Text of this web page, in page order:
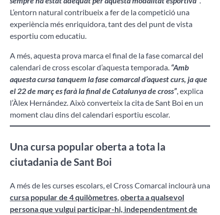
L’entorn natural contribueix a fer de la competició una
experiència més enriquidora, tant des del punt de vista
esportiu com educatiu.
A més, aquesta prova marca el final de la fase comarcal del
calendari de cross escolar d’aquesta temporada. “Amb
aquesta cursa tanquem la fase comarcal d’aquest curs, ja que
el 22 de març es farà la final de Catalunya de cross”, explica
l’Àlex Hernández. Això converteix la cita de Sant Boi en un
moment clau dins del calendari esportiu escolar.
Una cursa popular oberta a tota la
ciutadania de Sant Boi
A més de les curses escolars, el Cross Comarcal inclourà una
cursa popular de 4 quilòmetres oberta a qualsevol
persona que vulgui participar-hi, independentment de